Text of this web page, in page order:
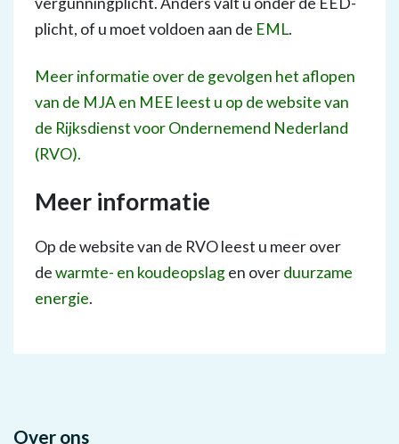
plicht, of u moet voldoen aan de EML.
Meer informatie over de gevolgen het aflopen
van de MJA en MEE leest u op de website van
de Rijksdienst voor Ondernemend Nederland
(RVO).
Meer informatie
Op de website van de RVO leest u meer over
dewarmte- en koudeopslagen overduurzame
energie.
Over ons